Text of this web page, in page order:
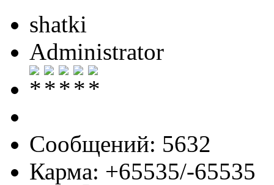
shatki
Administrator
Сообщений: 5632
Карма: +65535/-65535